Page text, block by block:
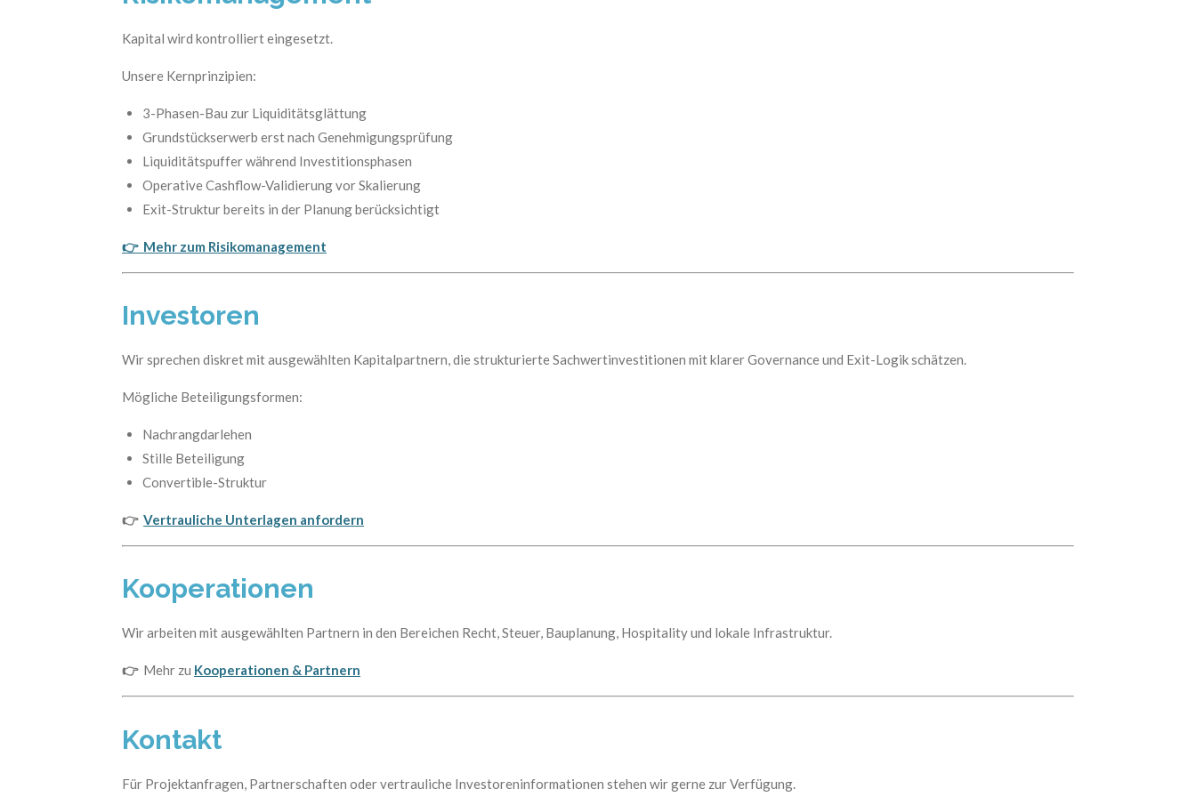
Kapital wird kontrolliert eingesetzt.
Unsere Kernprinzipien:
3-Phasen-Bau zur Liquiditätsglättung
Grundstückserwerb erst nach Genehmigungsprüfung
Liquiditätspuffer während Investitionsphasen
Operative Cashflow-Validierung vor Skalierung
Exit-Struktur bereits in der Planung berücksichtigt
👉 Mehr zum Risikomanagement
Investoren
Wir sprechen diskret mit ausgewählten Kapitalpartnern, die strukturierte Sachwertinvestitionen mit klarer Governance und Exit-Logik schätzen.
Mögliche Beteiligungsformen:
Nachrangdarlehen
Stille Beteiligung
Convertible-Struktur
👉 Vertrauliche Unterlagen anfordern
Kooperationen
Wir arbeiten mit ausgewählten Partnern in den Bereichen Recht, Steuer, Bauplanung, Hospitality und lokale Infrastruktur.
👉 Mehr zu Kooperationen & Partnern
Kontakt
Für Projektanfragen, Partnerschaften oder vertrauliche Investoreninformationen stehen wir gerne zur Verfügung.